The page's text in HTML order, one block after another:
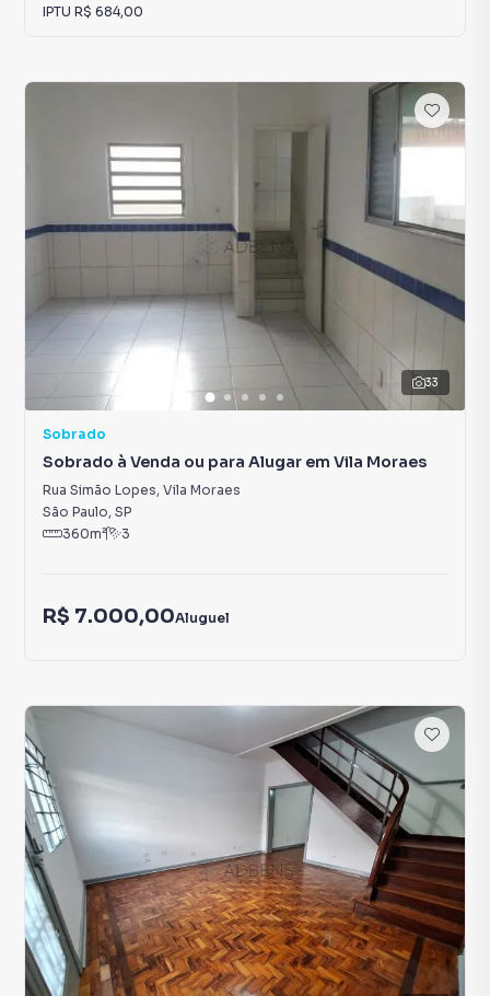
IPTU R$ 684,00
33
Sobrado
Sobrado à Venda ou para Alugar em Vila Moraes
Rua Simão Lopes, Vila Moraes
São Paulo, SP
360m² 3
R$ 7.000,00Aluguel